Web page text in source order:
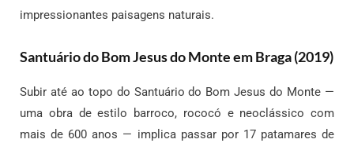
impressionantes paisagens naturais.
Santuário do Bom Jesus do Monte em Braga (2019)
Subir até ao topo do Santuário do Bom Jesus do Monte —
uma obra de estilo barroco, rococó e neoclássico com
mais de 600 anos — implica passar por 17 patamares de